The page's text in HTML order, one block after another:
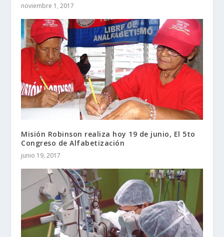
noviembre 1, 2017
Misión Robinson realiza hoy 19 de junio, El 5to
Congreso de Alfabetización
junio 19, 2017